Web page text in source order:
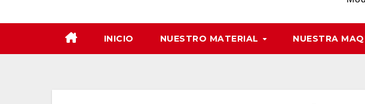
INICIO NUESTRO MATERIAL NUESTRA